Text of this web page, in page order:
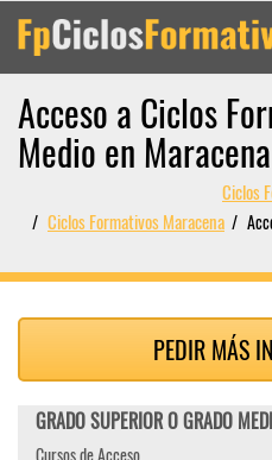
Acceso a Ciclos
Medio en Maracena
Ciclos
Ciclos Formativos Maracena
PEDIR MÁS
GRADO SUPERIOR O GRADO